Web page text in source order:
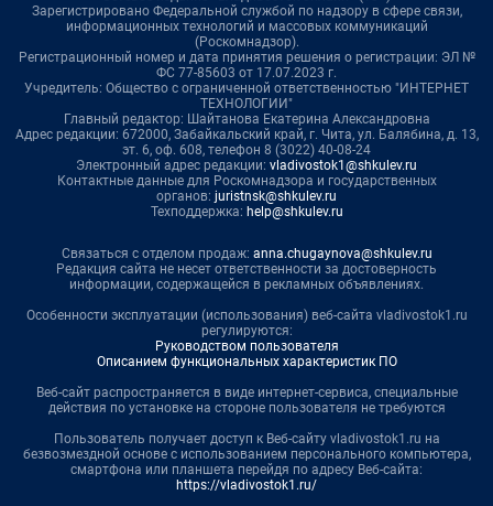
Зарегистрировано Федеральной службой по надзору в сфере связи,
информационных технологий и массовых коммуникаций
(Роскомнадзор).
Регистрационный номер и дата принятия решения о регистрации: ЭЛ №
ФС 77-85603 от 17.07.2023 г.
Учредитель: Общество с ограниченной ответственностью "ИНТЕРНЕТ
ТЕХНОЛОГИИ"
Главный редактор: Шайтанова Екатерина Александровна
Адрес редакции: 672000, Забайкальский край, г. Чита, ул. Балябина, д. 13,
эт. 6, оф. 608, телефон 8 (3022) 40-08-24
Электронный адрес редакции: vladivostok1@shkulev.ru
Контактные данные для Роскомнадзора и государственных
органов: juristnsk@shkulev.ru
Техподдержка: help@shkulev.ru
Связаться с отделом продаж: anna.chugaynova@shkulev.ru
Редакция сайта не несет ответственности за достоверность
информации, содержащейся в рекламных объявлениях.
Особенности эксплуатации (использования) веб-сайта vladivostok1.ru
регулируются:
Руководством пользователя
Описанием функциональных характеристик ПО
Веб-сайт распространяется в виде интернет-сервиса, специальные
действия по установке на стороне пользователя не требуются
Пользователь получает доступ к Веб-сайту vladivostok1.ru на
безвозмездной основе с использованием персонального компьютера,
смартфона или планшета перейдя по адресу Веб-сайта:
https://vladivostok1.ru/